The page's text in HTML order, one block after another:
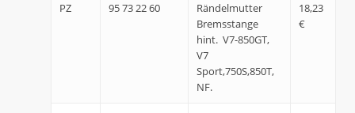
PZ 95 73 22 60
Rändelmutter
Bremsstange
hint. V7-850GT,
V7
Sport,750S,850T,
NF.
18,23
€